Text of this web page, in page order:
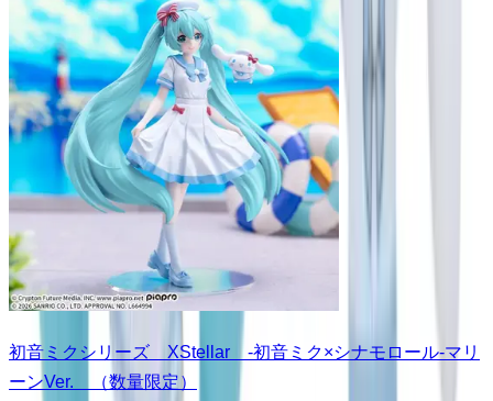
初音ミクシリーズ XStellar ‐初音ミク×シナモロール‐マリ
ーンVer. （数量限定）